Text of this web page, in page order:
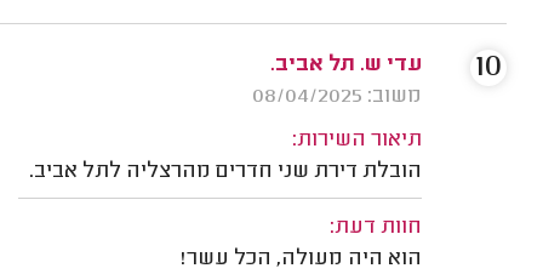
עדי ש. תל אביב.
משוב: 08/04/2025
תיאור השירות:
הובלת דירת שני חדרים מהרצליה לתל אביב.
חוות דעת:
הוא היה מעולה, הכל עשר!
10